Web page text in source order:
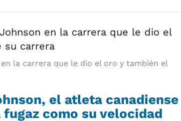
la carrera que le dio el oro y también el
el atleta canadiense
como su velocidad